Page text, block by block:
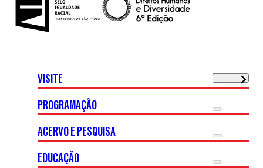
VISITE
PROGRAMAÇÃO
ACERVO E PESQUISA
EDUCAÇÃO